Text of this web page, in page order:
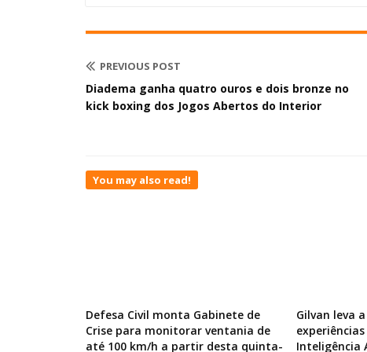
PREVIOUS POST
Diadema ganha quatro ouros e dois bronze no
kick boxing dos Jogos Abertos do Interior
You may also read!
Defesa Civil monta Gabinete de
Crise para monitorar ventania de
até 100 km/h a partir desta quinta-
Gilvan leva
Inteligência